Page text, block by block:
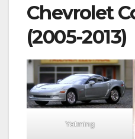
Chevrolet
(2005-2013)
Yatming